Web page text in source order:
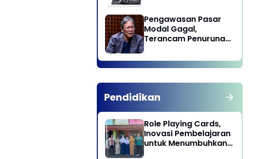
Pengawasan Pasar
Modal Gagal,
Terancam Penurunan
Pendidikan
Role Playing Cards,
Inovasi Pembelajaran
untuk Menumbuhkan